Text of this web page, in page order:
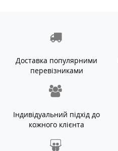
Доставка популярними
перевізниками
Індивідуальний підхід до
кожного клієнта